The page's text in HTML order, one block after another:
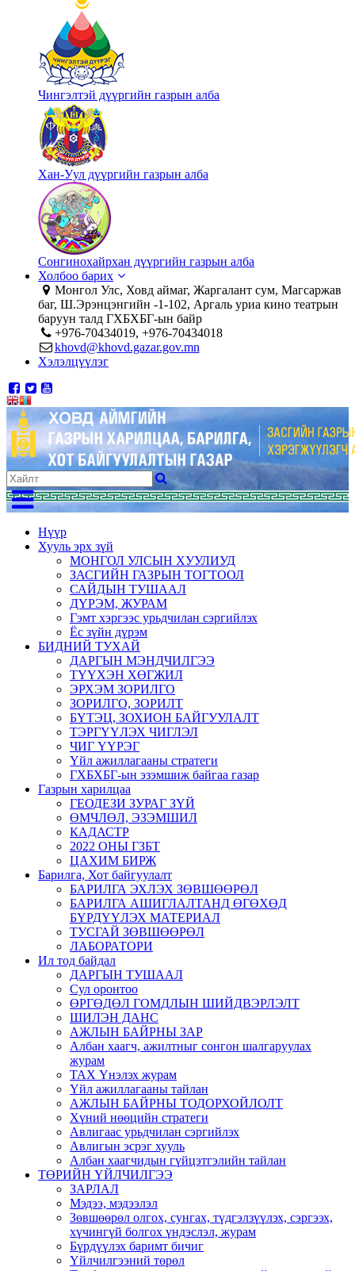
Чингэлтэй дүүргийн газрын алба
Хан-Уул дүүргийн газрын алба
Сонгинохайрхан дүүргийн газрын алба
Холбоо барих
Монгол Улс, Ховд аймаг, Жаргалант сум, Магсаржав
баг, Ш.Эрэнцэнгийн -1-102, Аргаль уриа кино театрын
баруун талд ГХБХБГ-ын байр
+976-70434019, +976-70434018
khovd@khovd.gazar.gov.mn
Хэлэлцүүлэг
Нүүр
Хууль эрх зүй
МОНГОЛ УЛСЫН ХУУЛИУД
ЗАСГИЙН ГАЗРЫН ТОГТООЛ
САЙДЫН ТУШААЛ
ДҮРЭМ, ЖУРАМ
Гэмт хэргээс урьдчилан сэргийлэх
Ёс зүйн дүрэм
БИДНИЙ ТУХАЙ
ДАРГЫН МЭНДЧИЛГЭЭ
ТҮҮХЭН ХӨГЖИЛ
ЭРХЭМ ЗОРИЛГО
ЗОРИЛГО, ЗОРИЛТ
БҮТЭЦ, ЗОХИОН БАЙГУУЛАЛТ
ТЭРГҮҮЛЭХ ЧИГЛЭЛ
ЧИГ ҮҮРЭГ
Үйл ажиллагааны стратеги
ГХБХБГ-ын эзэмшиж байгаа газар
Газрын харилцаа
ГЕОДЕЗИ ЗУРАГ ЗҮЙ
ӨМЧЛӨЛ, ЭЗЭМШИЛ
КАДАСТР
2022 ОНЫ ГЗБТ
ЦАХИМ БИРЖ
Барилга, Хот байгуулалт
БАРИЛГА ЭХЛЭХ ЗӨВШӨӨРӨЛ
БАРИЛГА АШИГЛАЛТАНД ӨГӨХӨД
БҮРДҮҮЛЭХ МАТЕРИАЛ
ТУСГАЙ ЗӨВШӨӨРӨЛ
ЛАБОРАТОРИ
Ил тод байдал
ДАРГЫН ТУШААЛ
Сул оронтоо
ӨРГӨДӨЛ ГОМДЛЫН ШИЙДВЭРЛЭЛТ
ШИЛЭН ДАНС
АЖЛЫН БАЙРНЫ ЗАР
Албан хаагч, ажилтныг сонгон шалгаруулах
журам
ТАХ Үнэлэх журам
Үйл ажиллагааны тайлан
АЖЛЫН БАЙРНЫ ТОДОРХОЙЛОЛТ
Хүний нөөцийн стратеги
Авлигаас урьдчилан сэргийлэх
Авлигын эсрэг хууль
Албан хаагчидын гүйцэтгэлийн тайлан
ТӨРИЙН ҮЙЛЧИЛГЭЭ
ЗАРЛАЛ
Мэдээ, мэдээлэл
Зөвшөөрөл олгох, сунгах, түдгэлзүүлэх, сэргээх,
хүчингүй болгох үндэслэл, журам
Бүрдүүлэх баримт бичиг
Үйлчилгээний төрөл